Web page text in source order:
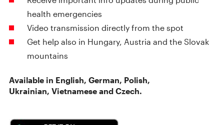
health emergencies
Video transmission directly from the spot
Get help also in Hungary, Austria and the Slovak
mountains
Available in English, German, Polish,
Ukrainian, Vietnamese and Czech.